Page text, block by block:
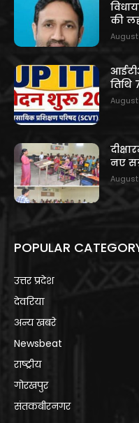
की
तिथि
नए
POPULAR
उत्तर प्रदेश
देवरिया
अन्य खबरे
Newsbeat
राष्ट्रीय
गोरखपुर
संतकबीरनगर